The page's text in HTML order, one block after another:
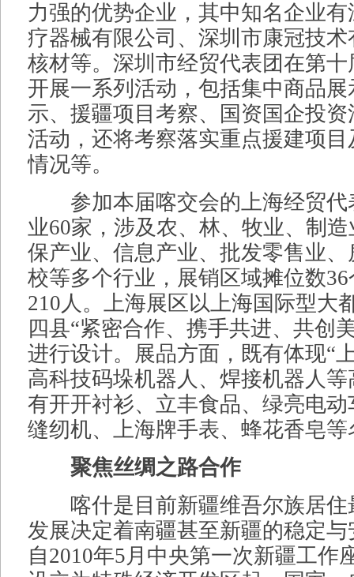
力强的优势企业，其中知名企业
疗器械有限公司、深圳市康冠技
核材等。深圳市经贸代表团在第
开展一系列活动，包括集中商品
示、援疆项目考察、国资国企投
活动，还将考察落实重点援建项
情况等。
参加本届喀交会的上海经贸代
业60家，涉及农、林、牧业、制
保产业、信息产业、批发零售业
校等多个行业，展销区域摊位数
210人。上海展区以上海国际型大
四县“紧密合作、携手共进、共创
进行设计。展品方面，既有体现“
高科技码垛机器人、焊接机器人
有开开衬衫、立丰食品、绿亮电
缝纫机、上海牌手表、蜂花香皂
聚焦丝绸之路合作
喀什是目前新疆维吾尔族居住
发展决定着南疆甚至新疆的稳定
自2010年5月中央第一次新疆工作